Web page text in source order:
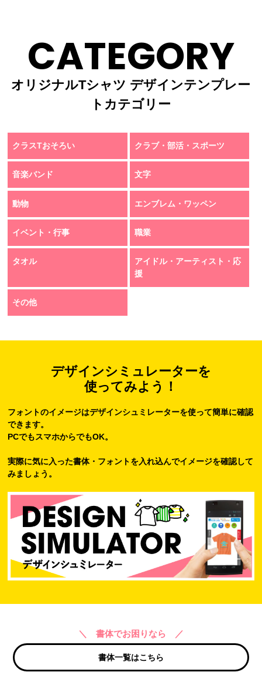
CATEGORY
オリジナルTシャツ デザインテンプレー
トカテゴリー
クラスTおそろい クラブ・部活・スポーツ
音楽バンド 文字
動物 エンブレム・ワッペン
イベント・行事 職業
タオル
アイドル・アーティスト・応
援
その他
デザインシミュレーターを
使ってみよう！
フォントのイメージはデザインシュミレーターを使って簡単に確認
できます。
PCでもスマホからでもOK。
実際に気に入った書体・フォントを入れ込んでイメージを確認して
みましょう。
＼ 書体でお困りなら ／
書体一覧はこちら